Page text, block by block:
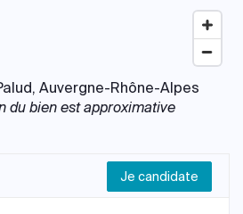
Auvergne-Rhône-Alpes
du bien est approximative
Je candidate